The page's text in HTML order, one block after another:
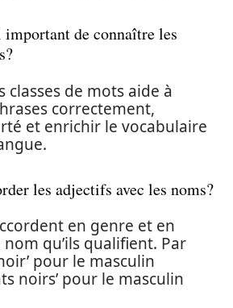
de connaître les
classes de mots aide à
correctement,
et enrichir le vocabulaire
les adjectifs avec les noms?
en genre et en
qu’ils qualifient. Par
pour le masculin
noirs’ pour le masculin